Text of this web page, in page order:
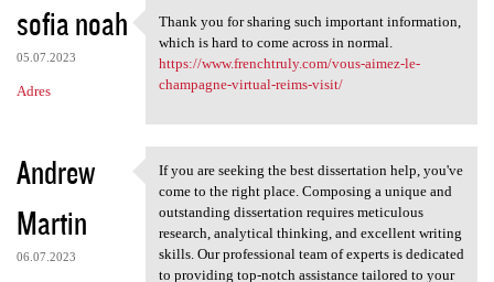
sofia noah
05.07.2023
Adres
Thank you for sharing such
Thank you for sharing such important information,
which is hard to come across in normal.
https://www.frenchtruly.com/vous-aimez-le-
champagne-virtual-reims-visit/
Andrew
Martin
06.07.2023
If you are seeking the best
If you are seeking the best dissertation help, you've
come to the right place. Composing a unique and
outstanding dissertation requires meticulous
research, analytical thinking, and excellent writing
skills. Our professional team of experts is dedicated
to providing top-notch assistance tailored to your